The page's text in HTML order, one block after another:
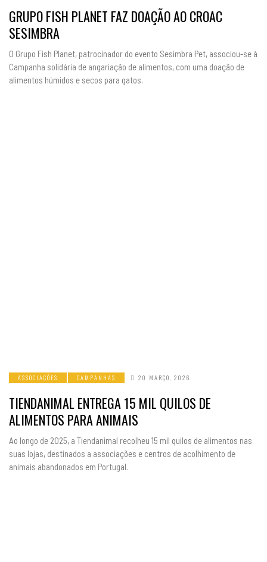
GRUPO FISH PLANET FAZ DOAÇÃO AO CROAC
SESIMBRA
O Grupo Fish Planet, patrocinador do evento Sesimbra Pet, associou-se à
Campanha solidária de angariação de alimentos, com uma doação de
alimentos húmidos e secos para gatos.
ASSOCIAÇÕES CAMPANHAS 20 MARÇO, 2026
TIENDANIMAL ENTREGA 15 MIL QUILOS DE
ALIMENTOS PARA ANIMAIS
Ao longo de 2025, a Tiendanimal recolheu 15 mil quilos de alimentos nas
suas lojas, destinados a associações e centros de acolhimento de
animais abandonados em Portugal.